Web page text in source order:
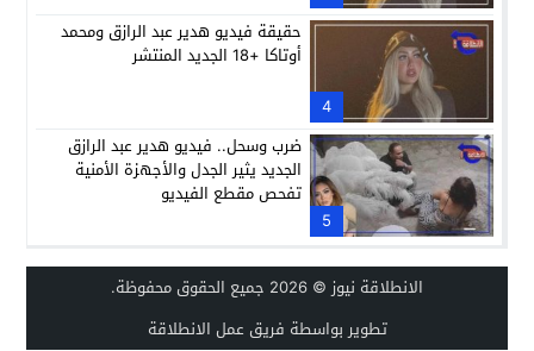
4
حقيقة فيديو هدير عبد الرازق ومحمد
أوتاكا +18 الجديد المنتشر
5
ضرب وسحل.. فيديو هدير عبد الرازق
الجديد يثير الجدل والأجهزة الأمنية
تفحص مقطع الفيديو
الانطلاقة نيوز© 2026 جميع الحقوق محفوظة.
تطوير بواسطة فريق عمل الانطلاقة